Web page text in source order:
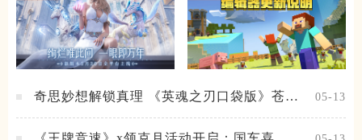
奇思妙想解锁真理 《英魂之刃口袋版》苍天
05-13